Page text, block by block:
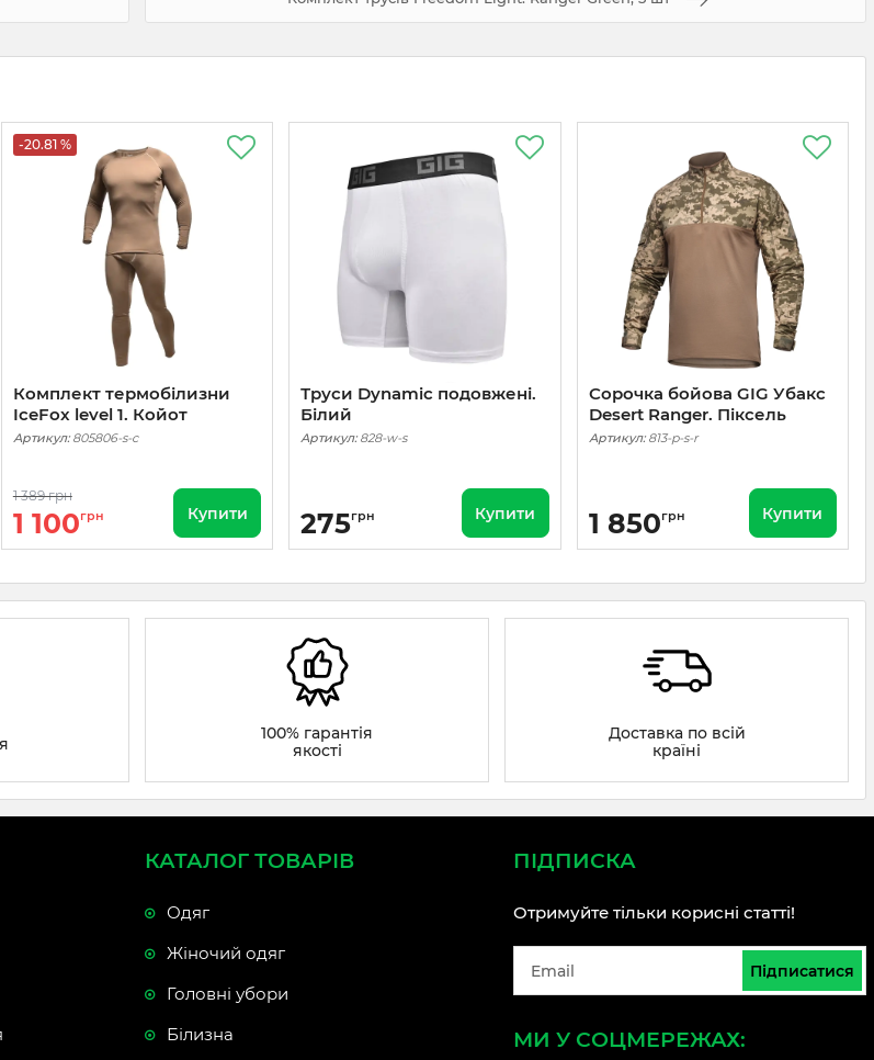
-20.81 %
Комплект термобілизни
IceFox level 1. Койот
Артикул:805806-s-c
1 389 грн
1 100грн Купити
Труси Dynamic подовжені.
Білий
Артикул:828-w-s
275грн Купити
Сорочка бойова GIG Убакс
Desert Ranger. Піксель
Артикул:813-p-s-r
1 850грн Купити
100% гарантія
якості
Доставка по всій
країні
КАТАЛОГ ТОВАРІВ
Одяг
Жіночий одяг
Головні убори
Білизна
ПІДПИСКА
Отримуйте тільки корисні статті!
Підписатися
МИ У СОЦМЕРЕЖАХ: